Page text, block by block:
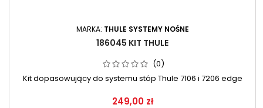
MARKA: THULE SYSTEMY NOŚNE
186045 KIT THULE
(0)
Kit dopasowujący do systemu stóp Thule 7106 i 7206 edge
249,00 zł